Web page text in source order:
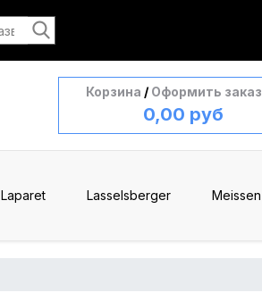
Корзина / Оформить заказ
0,00 руб
Laparet Lasselsberger Meissen